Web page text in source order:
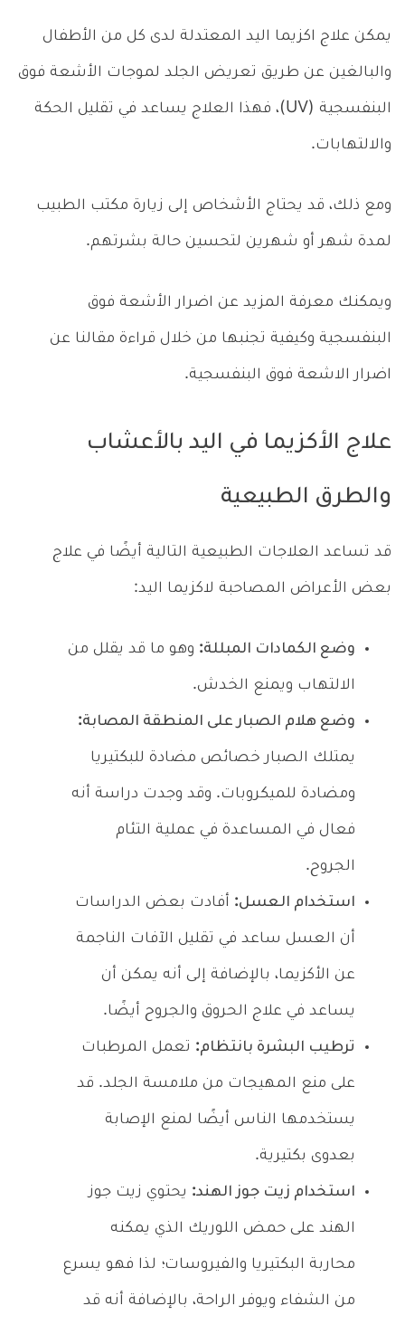
يمكن علاج اكزيما اليد المعتدلة لدى كل من الأطفال
والبالغين عن طريق تعريض الجلد لموجات الأشعة فوق
البنفسجية (UV)، فهذا العلاج يساعد في تقليل الحكة
والالتهابات.
ومع ذلك، قد يحتاج الأشخاص إلى زيارة مكتب الطبيب
لمدة شهر أو شهرين لتحسين حالة بشرتهم.
ويمكنك معرفة المزيد عن اضرار الأشعة فوق
البنفسجية وكيفية تجنبها من خلال قراءة مقالنا عن
اضرار الاشعة فوق البنفسجية.
علاج الأكزيما في اليد بالأعشاب
والطرق الطبيعية
قد تساعد العلاجات الطبيعية التالية أيضًا في علاج
بعض الأعراض المصاحبة لاكزيما اليد:
وضع الكمادات المبللة: وهو ما قد يقلل من
الالتهاب ويمنع الخدش.
وضع هلام الصبار على المنطقة المصابة:
يمتلك الصبار خصائص مضادة للبكتيريا
ومضادة للميكروبات. وقد وجدت دراسة أنه
فعال في المساعدة في عملية التئام
الجروح.
استخدام العسل: أفادت بعض الدراسات
أن العسل ساعد في تقليل الآفات الناجمة
عن الأكزيما، بالإضافة إلى أنه يمكن أن
يساعد في علاج الحروق والجروح أيضًا.
ترطيب البشرة بانتظام: تعمل المرطبات
على منع المهيجات من ملامسة الجلد. قد
يستخدمها الناس أيضًا لمنع الإصابة
بعدوى بكتيرية.
استخدام زيت جوز الهند: يحتوي زيت جوز
الهند على حمض اللوريك الذي يمكنه
محاربة البكتيريا والفيروسات؛ لذا فهو يسرع
من الشفاء ويوفر الراحة، بالإضافة أنه قد